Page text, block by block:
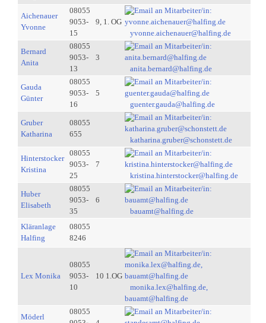
Aichenauer
Yvonne
08055
9053-
15
9, 1. OG
yvonne.aichenauer@halfing.de
Bernard
Anita
08055
9053-
13
3
anita.bernard@halfing.de
Gauda
Günter
08055
9053-
16
5
guenter.gauda@halfing.de
Gruber
Katharina
08055
655
katharina.gruber@schonstett.de
Hinterstocker
Kristina
08055
9053-
25
7
kristina.hinterstocker@halfing.de
Huber
Elisabeth
08055
9053-
35
6
bauamt@halfing.de
Kläranlage
Halfing
08055
8246
Lex Monika
08055
9053-
10
10 1.OG
monika.lex@halfing.de,
bauamt@halfing.de
Möderl
08055